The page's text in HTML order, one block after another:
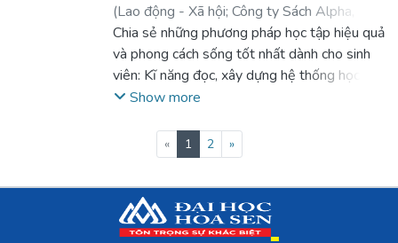
(Lao động - Xã hội; Công ty Sách Alpha
2014) Alpha Books (biên soạn);Hồng Điệp
(chủ biên) ;Minh Phương (chủ biên)
Chia sẻ những phương pháp học tập hiệu quả
và phong cách sống tốt nhất dành cho sinh
viên: Kĩ năng đọc, xây dựng hệ thống học
tập, học những môn khó trước, mỗi bài giảng
Show more
« 1(current)
2 »